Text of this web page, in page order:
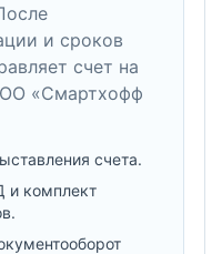
и сроков
счет на
«Смартхофф
счета.
и комплект